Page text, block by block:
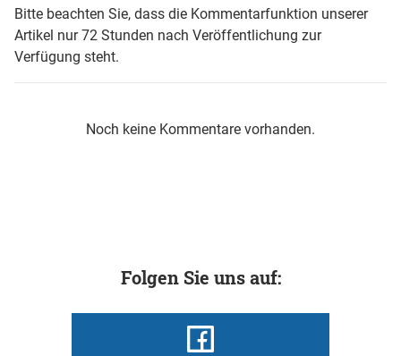
Bitte beachten Sie, dass die Kommentarfunktion unserer
Artikel nur 72 Stunden nach Veröffentlichung zur
Verfügung steht.
Noch keine Kommentare vorhanden.
Folgen Sie uns auf: